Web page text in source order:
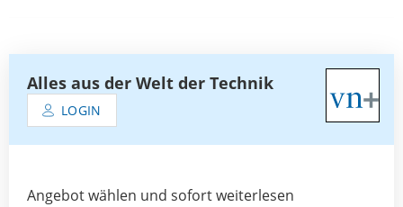
Alles aus der Welt der Technik
LOGIN
Angebot wählen und sofort weiterlesen